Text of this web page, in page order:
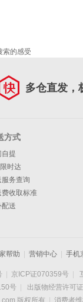
索的感受
多仓直发，
方式
自提
时达
服务查询
费收取标准
配送
帮助 营销中心 手机
京ICP证070359号
号
出版物经营许可证
版权所有 消费者